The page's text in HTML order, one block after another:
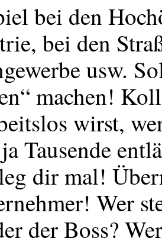
bei den
bei den
usw.
machen!
wirst,
Tausende
dir mal!
Wer
der Boss?